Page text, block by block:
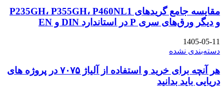
مقایسه جامع گریدهای P235GH، P355GH، P460NL1
و دیگر ورق‌های سری P در استاندارد DIN و EN
1405-05-11
دسته‌بندی نشده
هر آنچه برای خرید و استفاده از آلیاژ ۷۰۷۵ در پروژه های
دریایی باید بدانید